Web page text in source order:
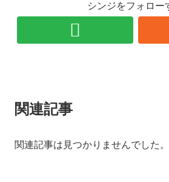
シンジをフォロー
関連記事
関連記事は見つかりませんでした。